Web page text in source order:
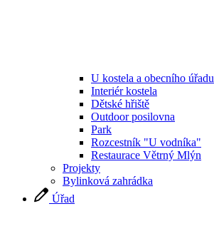
U kostela a obecního úřadu
Interiér kostela
Dětské hřiště
Outdoor posilovna
Park
Rozcestník "U vodníka"
Restaurace Větrný Mlýn
Projekty
Bylinková zahrádka
Úřad